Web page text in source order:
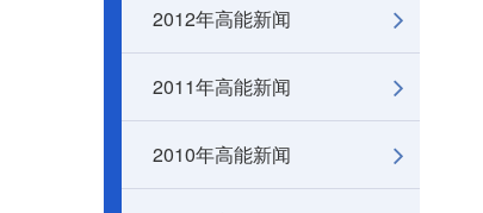
2012年高能新闻
2011年高能新闻
2010年高能新闻